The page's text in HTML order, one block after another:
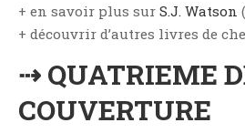
Classique
Concours
Conte
+ en savoir plus sur S.J. Watson
+ découvrir d’autres livres de
⇢ QUATRIEME
COUVERTURE